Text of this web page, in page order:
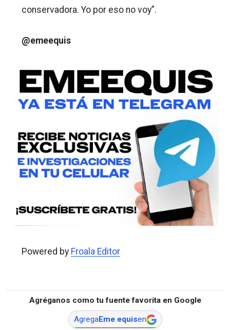
conservadora. Yo por eso no voy”.
@emeequis
Powered by Froala Editor
Agréganos como tu fuente favorita en Google
AgregaEme equisen